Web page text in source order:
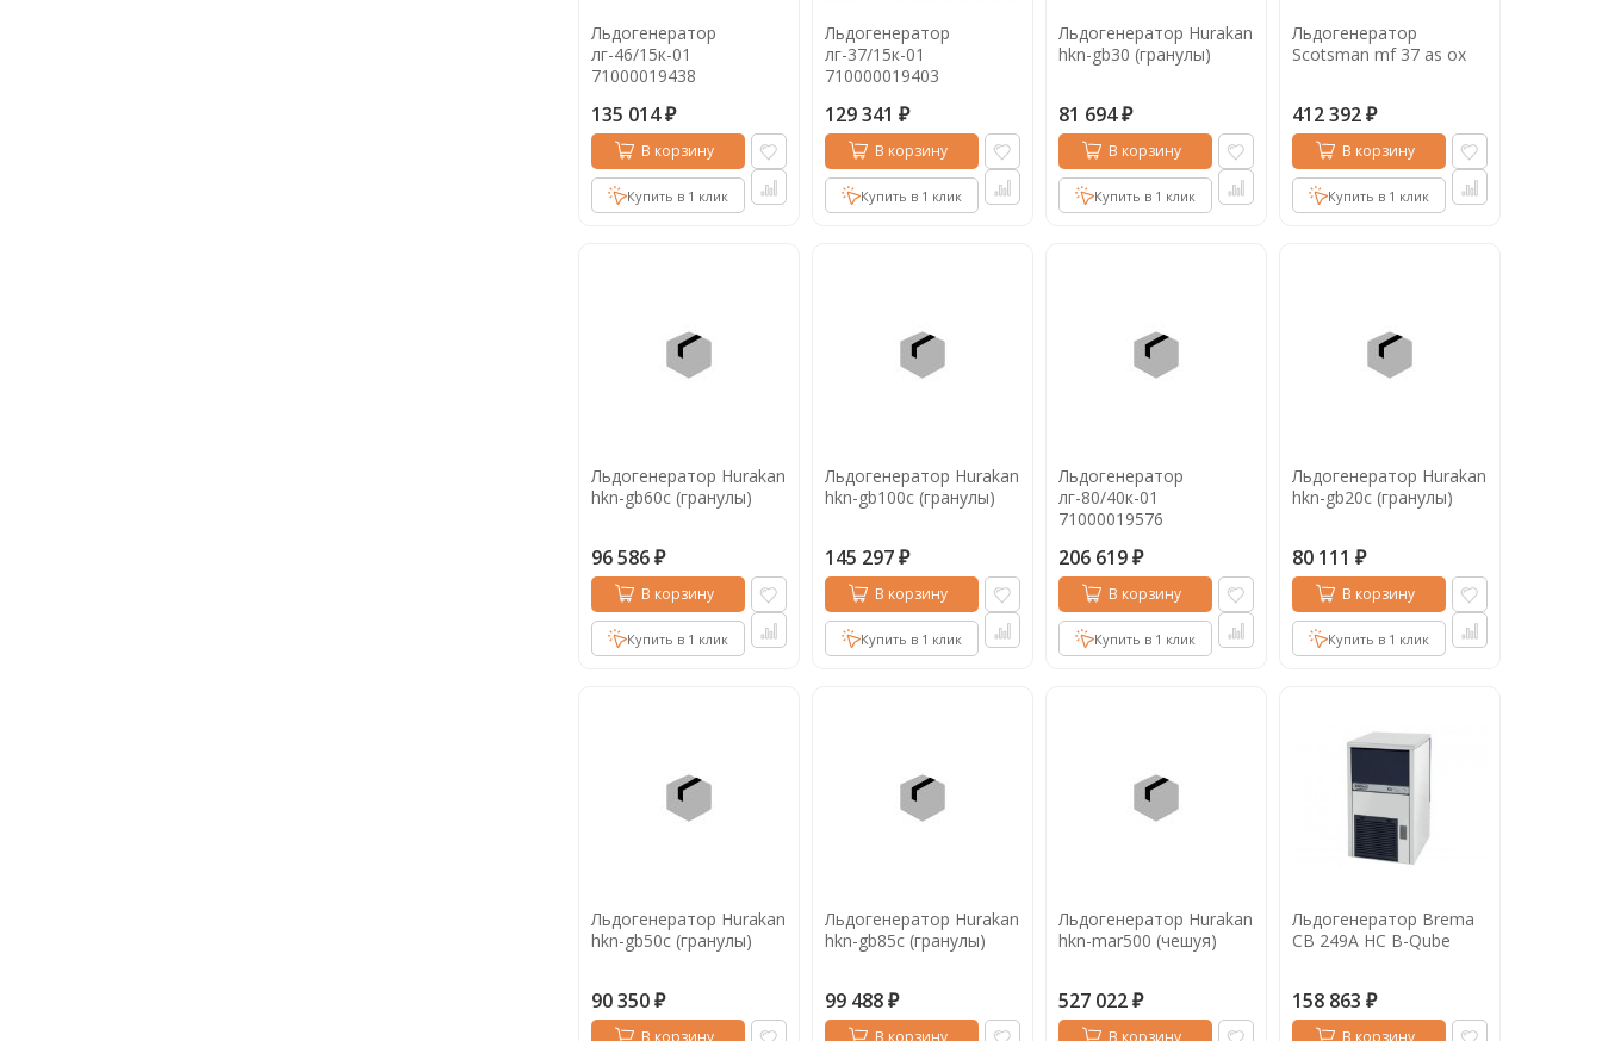
Льдогенератор
лг-46/15к-01
71000019438
135 014 ₽
В корзину
Купить в 1 клик
Льдогенератор
лг-37/15к-01
710000019403
129 341 ₽
В корзину
Купить в 1 клик
Льдогенератор Hurakan
hkn-gb30 (гранулы)
81 694 ₽
В корзину
Купить в 1 клик
Льдогенератор
Scotsman mf 37 as ox
412 392 ₽
В корзину
Купить в 1 клик
Льдогенератор Hurakan
hkn-gb60c (гранулы)
96 586 ₽
В корзину
Купить в 1 клик
Льдогенератор Hurakan
hkn-gb100c (гранулы)
145 297 ₽
В корзину
Купить в 1 клик
Льдогенератор
лг-80/40к-01
71000019576
206 619 ₽
В корзину
Купить в 1 клик
Льдогенератор Hurakan
hkn-gb20c (гранулы)
80 111 ₽
В корзину
Купить в 1 клик
Льдогенератор Hurakan
hkn-gb50c (гранулы)
90 350 ₽
В корзину
Льдогенератор Hurakan
hkn-gb85c (гранулы)
99 488 ₽
В корзину
Льдогенератор Hurakan
hkn-mar500 (чешуя)
527 022 ₽
В корзину
Льдогенератор Brema
CB 249A HC B-Qube
158 863 ₽
В корзину